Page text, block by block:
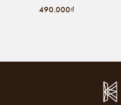
490.000₫